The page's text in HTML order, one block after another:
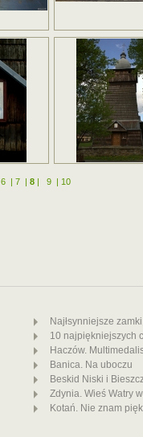
6 | 7 | 8| 9 | 10
Najłsynniejsze
10 najpiękniejszych
Haczów.
Banica. Na uboczu
Beskid Niski i
Zdynia. Wieś Watry
Kotań. Nie znam